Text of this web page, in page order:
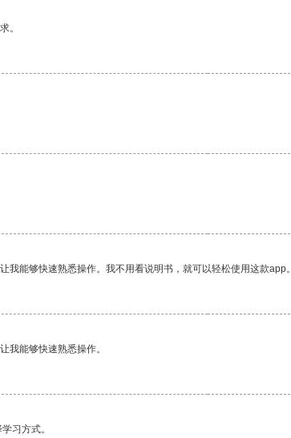
。
能够快速熟悉操作。我不用看说明书，就可以轻松使用这款app。
我能够快速熟悉操作。
习方式。